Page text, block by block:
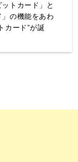
トカード」と
」の機能をあわ
カード”が誕